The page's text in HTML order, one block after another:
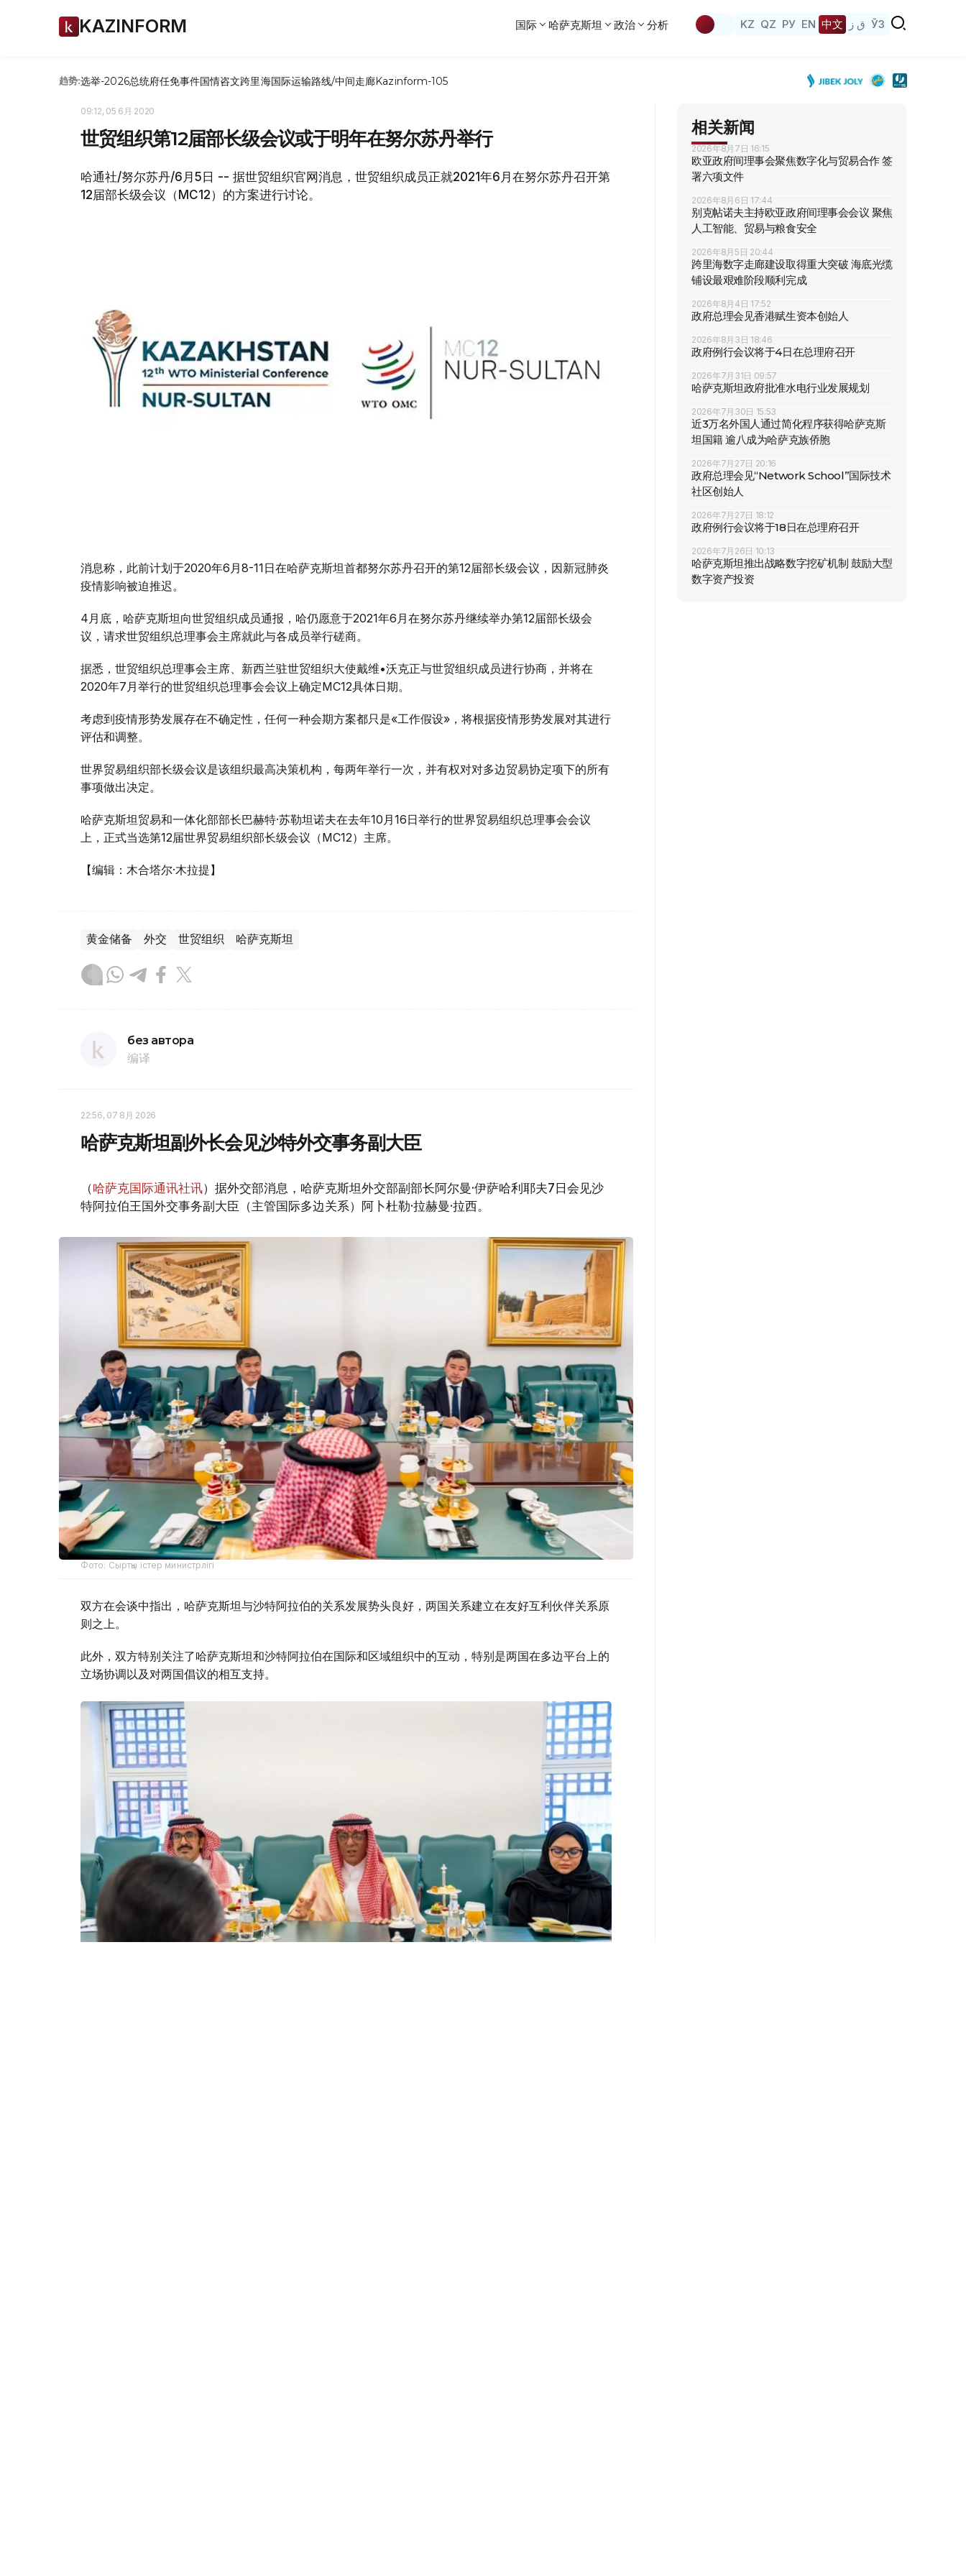
KAZINFORM 国际 哈萨克斯坦 政治 分析 KZ QZ РУ EN 中文 ق ز ЎЗ
趋势:选举-2026总统府任免事件国情咨文跨里海国际运输路线/中间走廊Kazinform-105
09:12, 05 6月 2020
世贸组织第12届部长级会议或于明年在努尔苏丹举行
哈通社/努尔苏丹/6月5日 -- 据世贸组织官网消息，世贸组织成员正就2021年6月在努尔苏丹召开第
12届部长级会议（MC12）的方案进行讨论。
消息称，此前计划于2020年6月8-11日在哈萨克斯坦首都努尔苏丹召开的第12届部长级会议，因新冠肺炎
疫情影响被迫推迟。
4月底，哈萨克斯坦向世贸组织成员通报，哈仍愿意于2021年6月在努尔苏丹继续举办第12届部长级会
议，请求世贸组织总理事会主席就此与各成员举行磋商。
据悉，世贸组织总理事会主席、新西兰驻世贸组织大使戴维•沃克正与世贸组织成员进行协商，并将在
2020年7月举行的世贸组织总理事会会议上确定MC12具体日期。
考虑到疫情形势发展存在不确定性，任何一种会期方案都只是«工作假设»，将根据疫情形势发展对其进行
评估和调整。
世界贸易组织部长级会议是该组织最高决策机构，每两年举行一次，并有权对对多边贸易协定项下的所有
事项做出决定。
哈萨克斯坦贸易和一体化部部长巴赫特·苏勒坦诺夫在去年10月16日举行的世界贸易组织总理事会会议
上，正式当选第12届世界贸易组织部长级会议（MC12）主席。
【编辑：木合塔尔·木拉提】
黄金储备 外交 世贸组织 哈萨克斯坦
без автора
编译
22:56, 07 8月 2026
哈萨克斯坦副外长会见沙特外交事务副大臣
（哈萨克国际通讯社讯）据外交部消息，哈萨克斯坦外交部副部长阿尔曼·伊萨哈利耶夫7日会见沙
特阿拉伯王国外交事务副大臣（主管国际多边关系）阿卜杜勒·拉赫曼·拉西。
Фото: Сыртқы істер министрлігі
双方在会谈中指出，哈萨克斯坦与沙特阿拉伯的关系发展势头良好，两国关系建立在友好互利伙伴关系原
则之上。
此外，双方特别关注了哈萨克斯坦和沙特阿拉伯在国际和区域组织中的互动，特别是两国在多边平台上的
立场协调以及对两国倡议的相互支持。
相关新闻
2026年8月7日 16:15
欧亚政府间理事会聚焦数字化与贸易合作 签
署六项文件
2026年8月6日 17:44
别克帖诺夫主持欧亚政府间理事会会议 聚焦
人工智能、贸易与粮食安全
2026年8月5日 20:44
跨里海数字走廊建设取得重大突破 海底光缆
铺设最艰难阶段顺利完成
2026年8月4日 17:52
政府总理会见香港赋生资本创始人
2026年8月3日 18:46
政府例行会议将于4日在总理府召开
2026年7月31日 09:57
哈萨克斯坦政府批准水电行业发展规划
2026年7月30日 15:53
近3万名外国人通过简化程序获得哈萨克斯
坦国籍 逾八成为哈萨克族侨胞
2026年7月27日 20:16
政府总理会见“Network School”国际技术
社区创始人
2026年7月27日 18:12
政府例行会议将于18日在总理府召开
2026年7月26日 10:13
哈萨克斯坦推出战略数字挖矿机制 鼓励大型
数字资产投资